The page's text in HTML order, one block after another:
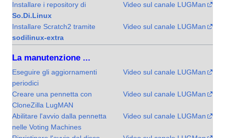
Video sul canale LUGMan
Installare i repository di
So.Di.Linux
Video sul canale LUGMan
Installare Scratch2 tramite
sodilinux-extra
La manutenzione ...
Video sul canale LUGMan
Eseguire gli aggiornamenti
periodici
Video sul canale LUGMan
Creare una pennetta con
CloneZilla LugMAN
Video sul canale LUGMan
Abilitare l'avvio dalla pennetta
nelle Voting Machines